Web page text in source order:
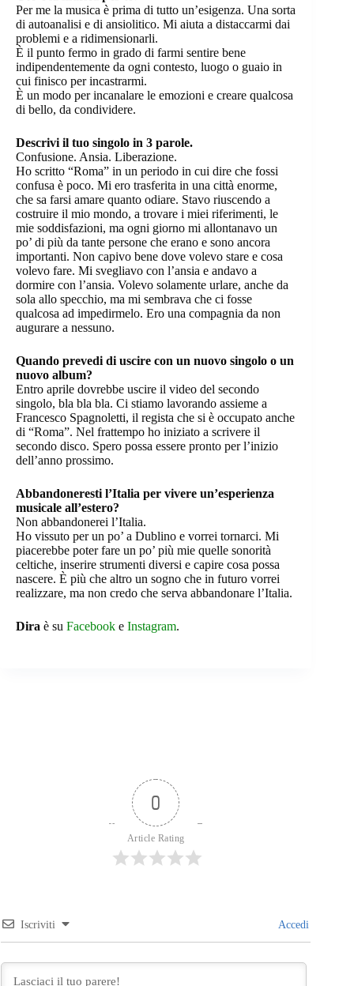
Per me la musica è prima di tutto un’esigenza. Una sorta
di autoanalisi e di ansiolitico. Mi aiuta a distaccarmi dai
problemi e a ridimensionarli.
È il punto fermo in grado di farmi sentire bene
indipendentemente da ogni contesto, luogo o guaio in
cui finisco per incastrarmi.
È un modo per incanalare le emozioni e creare qualcosa
di bello, da condividere.
Descrivi il tuo singolo in 3 parole.
Confusione. Ansia. Liberazione.
Ho scritto “Roma” in un periodo in cui dire che fossi
confusa è poco. Mi ero trasferita in una città enorme,
che sa farsi amare quanto odiare. Stavo riuscendo a
costruire il mio mondo, a trovare i miei riferimenti, le
mie soddisfazioni, ma ogni giorno mi allontanavo un
po’ di più da tante persone che erano e sono ancora
importanti. Non capivo bene dove volevo stare e cosa
volevo fare. Mi svegliavo con l’ansia e andavo a
dormire con l’ansia. Volevo solamente urlare, anche da
sola allo specchio, ma mi sembrava che ci fosse
qualcosa ad impedirmelo. Ero una compagnia da non
augurare a nessuno.
Quando prevedi di uscire con un nuovo singolo o un
nuovo album?
Entro aprile dovrebbe uscire il video del secondo
singolo, bla bla bla. Ci stiamo lavorando assieme a
Francesco Spagnoletti, il regista che si è occupato anche
di “Roma”. Nel frattempo ho iniziato a scrivere il
secondo disco. Spero possa essere pronto per l’inizio
dell’anno prossimo.
Abbandoneresti l’Italia per vivere un’esperienza
musicale all’estero?
Non abbandonerei l’Italia.
Ho vissuto per un po’ a Dublino e vorrei tornarci. Mi
piacerebbe poter fare un po’ più mie quelle sonorità
celtiche, inserire strumenti diversi e capire cosa possa
nascere. È più che altro un sogno che in futuro vorrei
realizzare, ma non credo che serva abbandonare l’Italia.
Dira è su Facebook e Instagram.
0
Article Rating
Iscriviti Accedi